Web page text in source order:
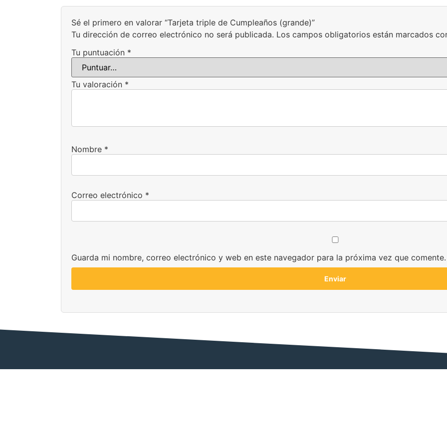
Sé el primero en valorar “Tarjeta triple de Cumpleaños (grande)”
Tu dirección de correo electrónico no será publicada. Los campos obligatorios están marcados
Tu puntuación *
Tu valoración *
Nombre *
Correo electrónico *
Guarda mi nombre, correo electrónico y web en este navegador para la próxima vez que comente.